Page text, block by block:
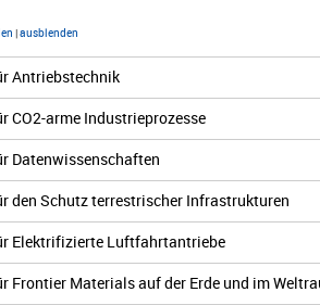
|ausblenden
Antriebstechnik
CO2-arme Industrieprozesse
Datenwissenschaften
den Schutz terrestrischer Infrastrukturen
Elektrifizierte Luftfahrtantriebe
Frontier Materials auf der Erde und im